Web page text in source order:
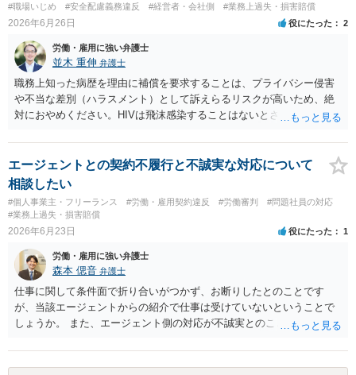
#職場いじめ #安全配慮義務違反 #経営者・会社側 #業務上過失・損害賠償
2026年6月26日 役にたった 2
労働・雇用に強い弁護士
並木 重伸 弁護士
職務上知った病歴を理由に補償を要求することは、プライバシー侵害
や不当な差別（ハラスメント）として訴えらるリスクが高いため、絶
対におやめください。HIVは飛沫感染することはないとされています。
について、一般的な衛生問題として会社に相談されることをお勧めし
ます。
エージェントとの契約不履行と不誠実な対応について
相談したい
#個人事業主・フリーランス #労働・雇用契約違反 #労働審判
#問題社員の対応
#業務上過失・損害賠償
2026年6月23日 役にたった 1
労働・雇用に強い弁護士
森本 偲音 弁護士
仕事に関して条件面で折り合いがつかず、お断りしたとのことです
が、当該エージェントからの紹介で仕事は受けていないということで
しょうか。 また、エージェント側の対応が不誠実とのことですが、具
ずは最寄りの法律事務所にご相談されてはいかがでしょうか。